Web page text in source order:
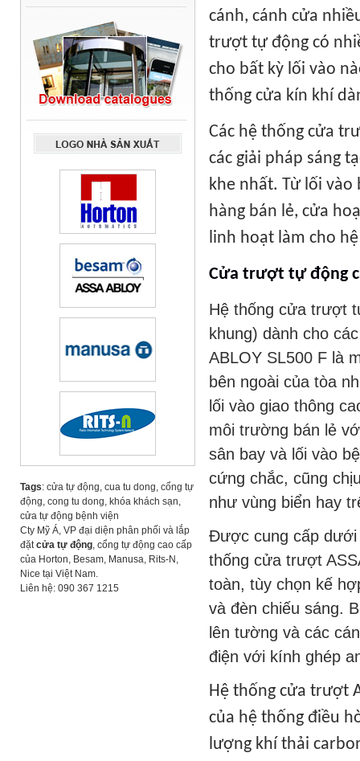
Tags: cửa tự động, cua tu dong, cổng tự
động, cong tu dong, khóa khách sạn,
cửa tự động bệnh viện
Cty Mỹ Á, VP đại diện phân phối và lắp
đặtcửa tự động, cổng tự động cao cấp
của Horton, Besam, Manusa, Rits-N,
Nice tại Việt Nam.
Liên hệ: 090 367 1215
cánh, cánh cửa
trượt tự động có
cho bất kỳ lối vào
thống cửa kín khí
Các hệ thống cửa
các giải pháp sáng
khe nhất. Từ lối vào
hàng bán lẻ, cửa
linh hoạt làm cho
Cửa trượt tự động
Hệ thống cửa trượt
khung) dành cho
ABLOY SL500 F là
bên ngoài của tòa
lối vào giao thông
môi trường bán lẻ
sân bay và lối vào
cứng chắc, cũng
như vùng biển hay
Được cung cấp dưới
thống cửa trượt
toàn, tùy chọn kế
và đèn chiếu sáng.
lên tường và các
điện với kính ghép
Hệ thống cửa trượt
của hệ thống điều
lượng khí thải